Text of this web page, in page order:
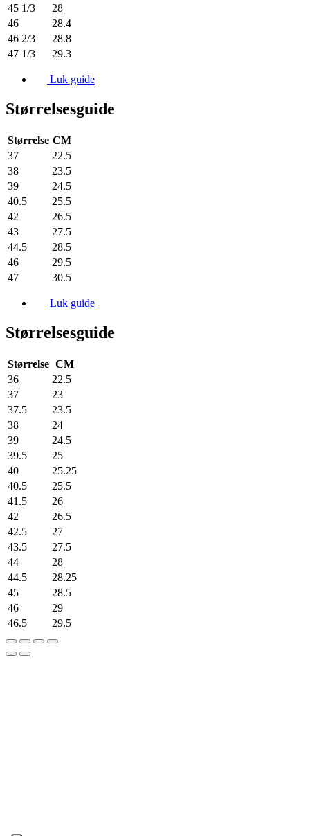
45 1/3
28
46
28.4
46 2/3
28.8
47 1/3
29.3
Luk guide
Størrelsesguide
Størrelse CM
37
22.5
38
23.5
39
24.5
40.5
25.5
42
26.5
43
27.5
44.5
28.5
46
29.5
47
30.5
Luk guide
Størrelsesguide
Størrelse CM
36
22.5
37
23
37.5
23.5
38
24
39
24.5
39.5
25
40
25.25
40.5
25.5
41.5
26
42
26.5
42.5
27
43.5
27.5
44
28
44.5
28.25
45
28.5
46
29
46.5
29.5